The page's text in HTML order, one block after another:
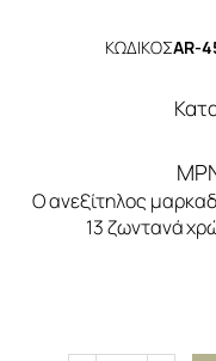
ΚΩΔΙΚΟΣAR-
Ο ανεξίτηλος
13 ζωντανά